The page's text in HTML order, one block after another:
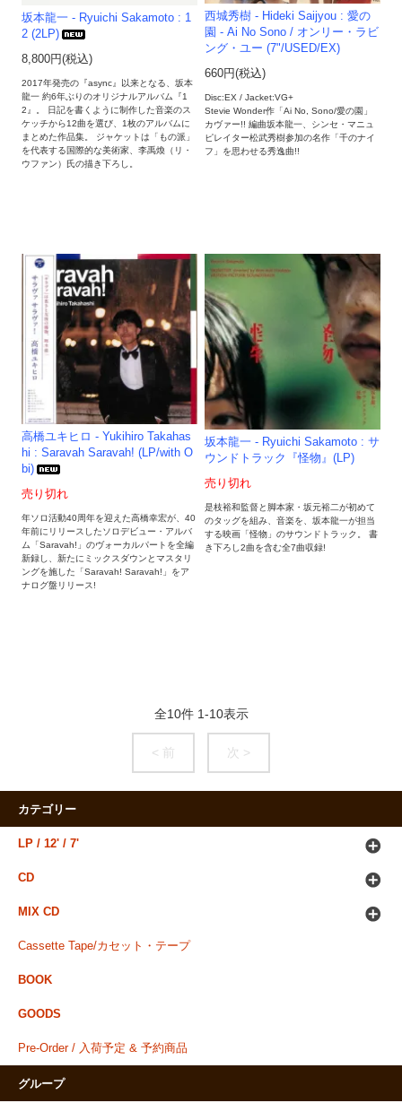
坂本龍一 - Ryuichi Sakamoto : 1
2 (2LP)
8,800円(税込)
2017年発売の『async』以来となる、坂本
龍一 約6年ぶりのオリジナルアルバム『1
2』。 日記を書くように制作した音楽のス
ケッチから12曲を選び、1枚のアルバムに
まとめた作品集。 ジャケットは「もの派」
を代表する国際的な美術家、李禹煥（リ・
ウファン）氏の描き下ろし。
西城秀樹 - Hideki Saijyou : 愛の
園 - Ai No Sono / オンリー・ラビ
ング・ユー (7"/USED/EX)
660円(税込)
Disc:EX / Jacket:VG+
Stevie Wonder作「Ai No, Sono/愛の園」
カヴァー!! 編曲坂本龍一、シンセ・マニュ
ピレイター松武秀樹参加の名作「千のナイ
フ」を思わせる秀逸曲!!
高橋ユキヒロ - Yukihiro Takahas
hi : Saravah Saravah! (LP/with O
bi)
売り切れ
年ソロ活動40周年を迎えた高橋幸宏が、40
年前にリリースしたソロデビュー・アルバ
ム「Saravah!」のヴォーカルパートを全編
新録し、新たにミックスダウンとマスタリ
ングを施した「Saravah! Saravah!」をア
ナログ盤リリース!
坂本龍一 - Ryuichi Sakamoto : サ
ウンドトラック『怪物』(LP)
売り切れ
是枝裕和監督と脚本家・坂元裕二が初めて
のタッグを組み、音楽を、坂本龍一が担当
する映画「怪物」のサウンドトラック。 書
き下ろし2曲を含む全7曲収録!
全10件 1-10表示
< 前 次 >
カテゴリー
LP / 12' / 7'
CD
MIX CD
Cassette Tape/カセット・テープ
BOOK
GOODS
Pre-Order / 入荷予定 & 予約商品
グループ